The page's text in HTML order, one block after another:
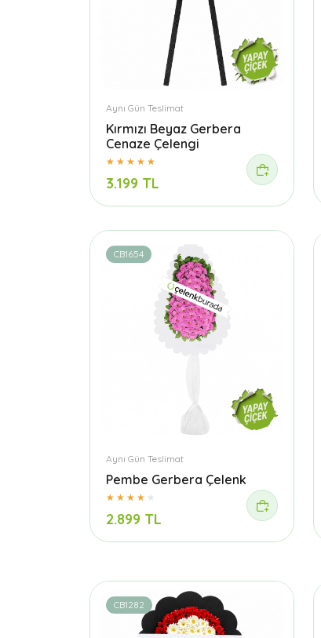
Aynı Gün Teslimat
Kırmızı Beyaz Gerbera
Cenaze Çelengi
3.199 TL
CB1654
Aynı Gün Teslimat
Pembe Gerbera Çelenk
2.899 TL
CB1282